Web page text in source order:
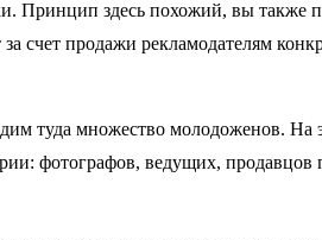
Принцип здесь похожий, вы также
счет продажи рекламодателям
туда множество молодоженов. На
фотографов, ведущих, продавцов